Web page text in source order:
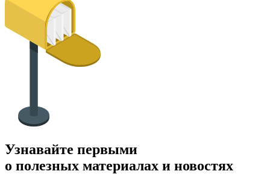
Узнавайте первыми
о полезных материалах и новостях